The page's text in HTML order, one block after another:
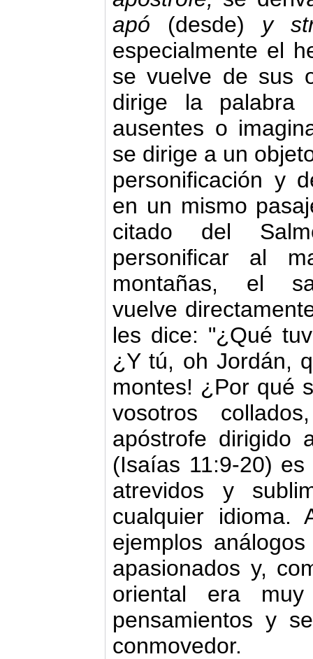
apó (desde) y
especialmente el
se vuelve de sus
dirige la
ausentes o
se dirige a un
personificación y
en un mismo
citado del
personificar al
montañas, el
vuelve
les dice: "¿Qué
¿Y tú, oh Jordán,
montes! ¿Por qué
vosotros
apóstrofe dirigido
(Isaías 11:9‑20)
atrevidos y
cualquier idioma.
ejemplos
apasionados y,
oriental era
pensamientos y
conmovedor.